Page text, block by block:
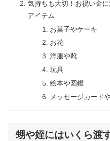
気持ちも大切！お祝い金
アイテム
お菓子やケーキ
お花
洋服や靴
玩具
絵本や図鑑
メッセージカード
甥や姪にはいくら渡